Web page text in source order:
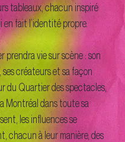
tableaux, chacun inspiré
fait l’identité propre.
prendra vie sur scène : son
ses créateurs et sa façon
du Quartier des spectacles,
Montréal dans toute sa
les influences se
chacun à leur manière, des